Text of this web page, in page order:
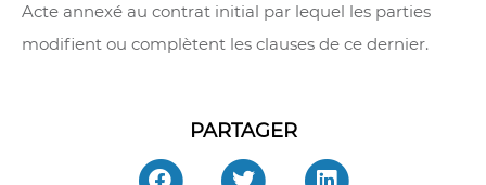
Acte annexé au contrat initial par lequel les parties
modifient ou complètent les clauses de ce dernier.
PARTAGER